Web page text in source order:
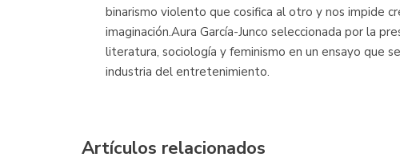
binarismo violento que cosifica al otro y nos impide
imaginación.Aura García-Junco seleccionada por la
literatura, sociología y feminismo en un ensayo que
industria del entretenimiento.
Artículos relacionados